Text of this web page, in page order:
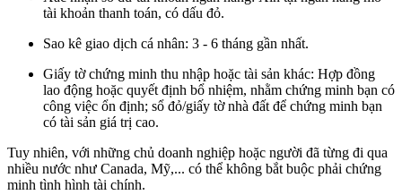
tài khoản thanh toán, có dấu đỏ.
Sao kê giao dịch cá nhân: 3 - 6 tháng gần nhất.
Giấy tờ chứng minh thu nhập hoặc tài sản khác: Hợp đồng
lao động hoặc quyết định bổ nhiệm, nhằm chứng minh bạn có
công việc ổn định; sổ đỏ/giấy tờ nhà đất để chứng minh bạn
có tài sản giá trị cao.
Tuy nhiên, với những chủ doanh nghiệp hoặc người đã từng đi qua
nhiều nước như Canada, Mỹ,... có thể không bắt buộc phải chứng
minh tình hình tài chính.